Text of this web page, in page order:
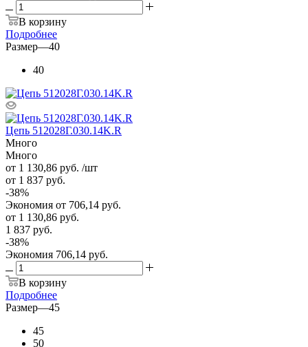
В корзину
Подробнее
Размер—40
40
Цепь 512028Г.030.14K.R
Много
Много
от 1 130,86 руб. /шт
от 1 837 руб.
-38%
Экономия от 706,14 руб.
от 1 130,86 руб.
1 837 руб.
-38%
Экономия 706,14 руб.
В корзину
Подробнее
Размер—45
45
50